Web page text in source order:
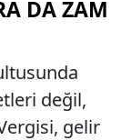
DA ZAM
değil,
gelir